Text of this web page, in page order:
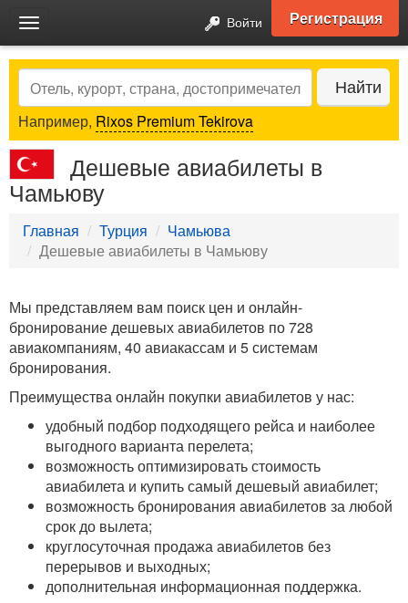
Toggle
navigation
Войти Регистрация
Search Найти
Например, Rixos Premium Tekirova
Дешевые авиабилеты в
Чамьюву
Главная Турция
Чамьюва
Дешевые авиабилеты в Чамьюву
Мы представляем вам поиск цен и онлайн-
бронирование дешевых авиабилетов по 728
авиакомпаниям, 40 авиакассам и 5 системам
бронирования.
Преимущества онлайн покупки авиабилетов у нас:
удобный подбор подходящего рейса и наиболее
выгодного варианта перелета;
возможность оптимизировать стоимость
авиабилета и купить самый дешевый авиабилет;
возможность бронирования авиабилетов за любой
срок до вылета;
круглосуточная продажа авиабилетов без
перерывов и выходных;
дополнительная информационная поддержка.